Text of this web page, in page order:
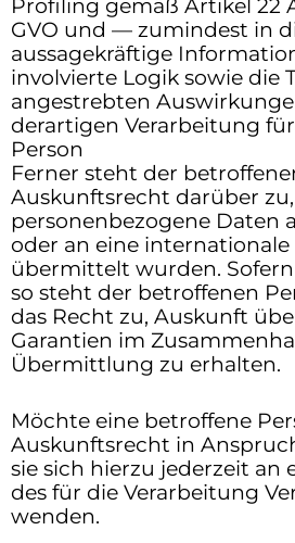
Profiling gemäß Artikel 22
GVO und — zumindest in
aussagekräftige
involvierte Logik sowie die
angestrebten
derartigen Verarbeitung
Person
Ferner steht der
Auskunftsrecht darüber
personenbezogene Daten
oder an eine
übermittelt wurden. Sofern
so steht der betroffenen
das Recht zu, Auskunft
Garantien im
Übermittlung zu erhalten.
Möchte eine betroffene
Auskunftsrecht in
sie sich hierzu jederzeit an
des für die Verarbeitung
wenden.